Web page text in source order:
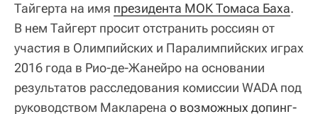
Тайгерта на имя президента МОК Томаса Баха.
В нем Тайгерт просит отстранить россиян от
участия в Олимпийских и Паралимпийских играх
2016 года в Рио-де-Жанейро на основании
результатов расследования комиссии WADA под
руководством Макларена о возможных допинг-